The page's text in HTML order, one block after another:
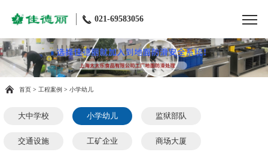
021-69583056
首页 > 工程案例 > 小学幼儿
大中学校 小学幼儿 监狱部队
交通设施 工矿企业 商场大厦